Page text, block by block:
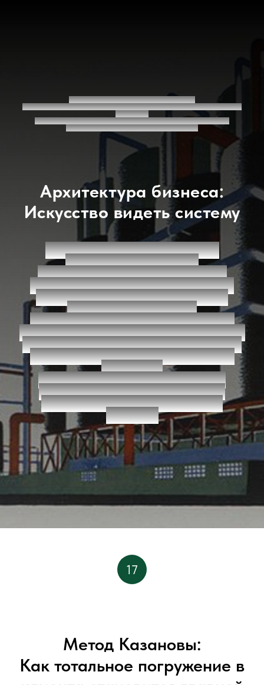
БЛОГ МАРИНЫ КАРНЮШИНОЙ.
МЕСТО, ГДЕ СТРАТЕГИЯ ВСТРЕЧАЕТСЯ С КУЛЬТУРНЫМ
КОДОМ,
А ИНСАЙТЫ ИЗ МИРА ИСКУССТВА СТАНОВЯТСЯ
РАБОЧИМИ БИЗНЕС-МОДЕЛЯМИ.
Архитектура бизнеса:
Искусство видеть систему
Это пространство для тех, кто
управляет сложностью.
Здесь я исследую, как принципы
авангарда, архитектуры и истории
помогают находить неочевидные
решения для бизнеса.
Каждая статья не просто анализ, а
интеллектуальный инструмент, который
учит видеть системные взаимосвязи и
проектировать устойчивые бизнес-
структуры.
Это для владельцев и стратегов,
которые ценят глубину и мыслят
категориями архитектуры, а не
ремонта.
17
Метод Казановы:
Как тотальное погружение в